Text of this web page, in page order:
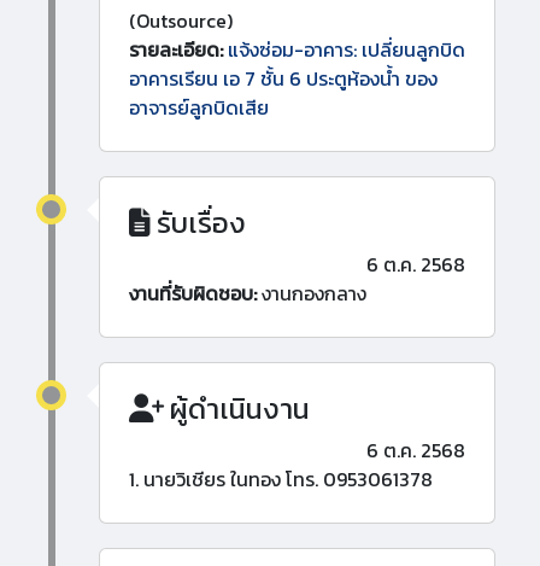
(Outsource)
รายละเอียด: แจ้งซ่อม-อาคาร: เปลี่ยนลูกบิด
อาคารเรียน เอ 7 ชั้น 6 ประตูห้องน้ำ ของ
อาจารย์ลูกบิดเสีย
รับเรื่อง
6 ต.ค. 2568
งานที่รับผิดชอบ:งานกองกลาง
ผู้ดำเนินงาน
6 ต.ค. 2568
1. นายวิเชียร ในทอง โทร. 0953061378